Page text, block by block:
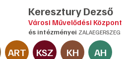
Keresztury Dezső
Városi Művelődési Központ
és intézményei ZALAEGERSZEG
ART KSZ KH
AH